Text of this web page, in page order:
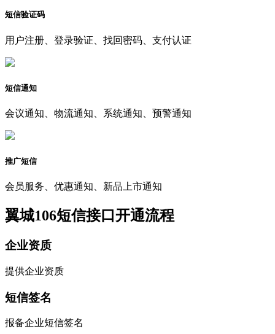
短信验证码
用户注册、登录验证、找回密码、支付认证
短信通知
会议通知、物流通知、系统通知、预警通知
推广短信
会员服务、优惠通知、新品上市通知
翼城106短信接口开通流程
企业资质
提供企业资质
短信签名
报备企业短信签名